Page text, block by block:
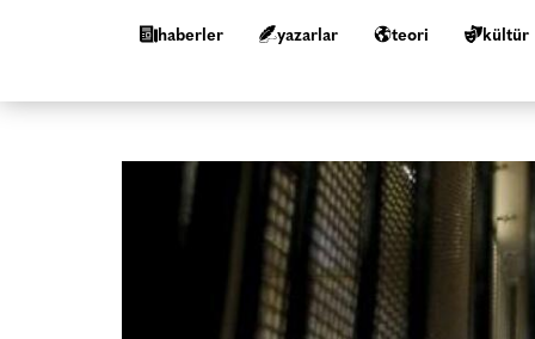
haberler yazarlar teori kültür